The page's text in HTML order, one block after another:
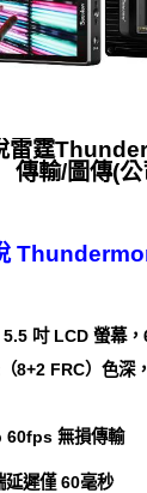
雷霆
傳輸/圖傳(
5.5 吋 LCD 螢幕
8+2 FRC）色深
60fps 無損傳輸
延遲僅 60毫秒